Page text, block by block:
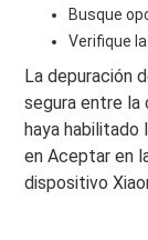
Busque
Verifique
La depuración
segura entre la
haya habilitado
en Aceptar en
dispositivo